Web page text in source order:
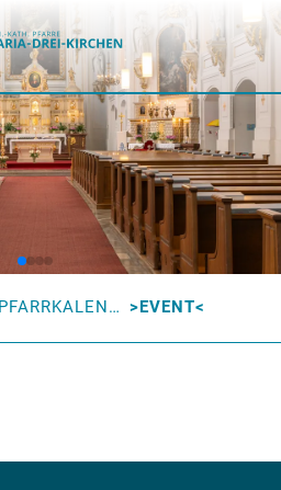
PFARRKALENDER EVENT